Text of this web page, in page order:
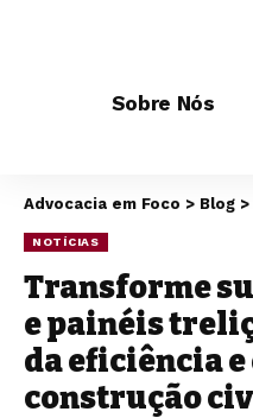
Sobre Nós
Advocacia em Foco > Blog >
NOTÍCIAS
Transforme
e painéis
da eficiência
construção